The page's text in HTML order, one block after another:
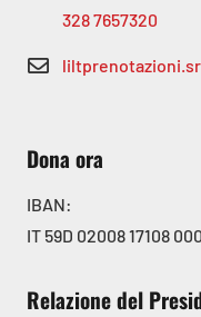
328 7657320
Dona ora
IBAN:
IT 59D 02008 17108
Relazione del